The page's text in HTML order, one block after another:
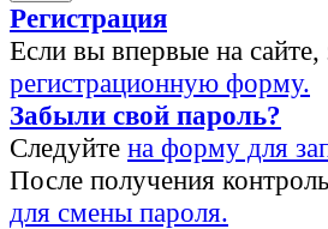
Регистрация
Если вы впервые на
регистрационную форму.
Забыли свой пароль?
Следуйте на форму для
После получения
для смены пароля.